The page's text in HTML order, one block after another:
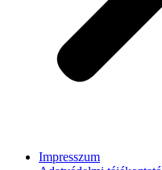
Impresszum